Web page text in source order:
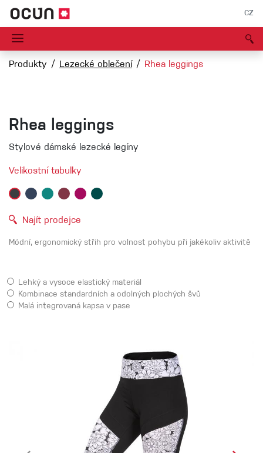
CZ
Produkty Lezecké oblečení Rhea leggings
Rhea leggings
Stylové dámské lezecké legíny
Velikostní tabulky
Najít prodejce
Módní, ergonomický střih pro volnost pohybu při jakékoliv aktivitě
Lehký a vysoce elastický materiál
Kombinace standardních a odolných plochých švů
Malá integrovaná kapsa v pase